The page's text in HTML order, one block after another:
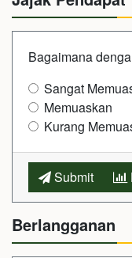
Bagaimana
Sangat
Memuaskan
Kurang
Submit
Berlangganan